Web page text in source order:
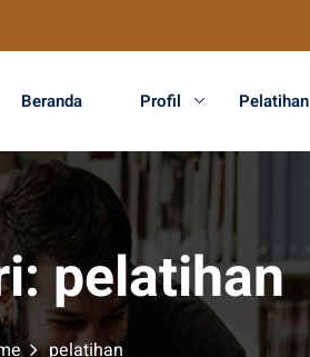
Beranda Profil Pelatihan
pelatihan
pelatihan